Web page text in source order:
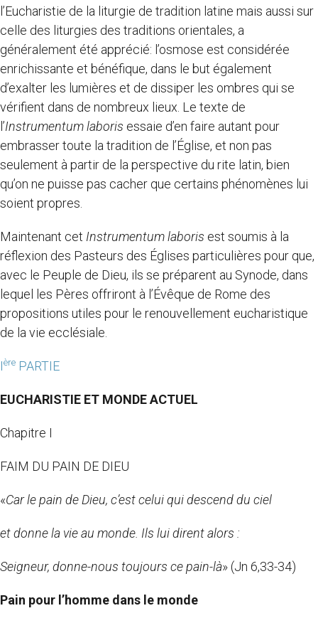
l’Eucharistie de la liturgie de tradition latine mais aussi sur
celle des liturgies des traditions orientales, a
généralement été apprécié: l’osmose est considérée
enrichissante et bénéfique, dans le but également
d’exalter les lumières et de dissiper les ombres qui se
vérifient dans de nombreux lieux. Le texte de
l’Instrumentumlaboris essaie d’en faire autant pour
embrasser toute la tradition de l’Église, et non pas
seulement à partir de la perspective du rite latin, bien
qu’on ne puisse pas cacher que certains phénomènes lui
soient propres.
Maintenant cet Instrumentum laboris est soumis à la
réflexion des Pasteurs des Églises particulières pour que,
avec le Peuple de Dieu, ils se préparent au Synode, dans
lequel les Pères offriront à l’Évêque de Rome des
propositions utiles pour le renouvellement eucharistique
de la vie ecclésiale.
Ière PARTIE
EUCHARISTIE ET MONDE ACTUEL
Chapitre I
FAIM DU PAIN DE DIEU
«Car le pain de Dieu, c’est celui qui descend du ciel
et donne la vie au monde. Ils lui dirent alors :
Seigneur, donne-nous toujours ce pain-là» (Jn 6,33-34)
Pain pour l’homme dans le monde